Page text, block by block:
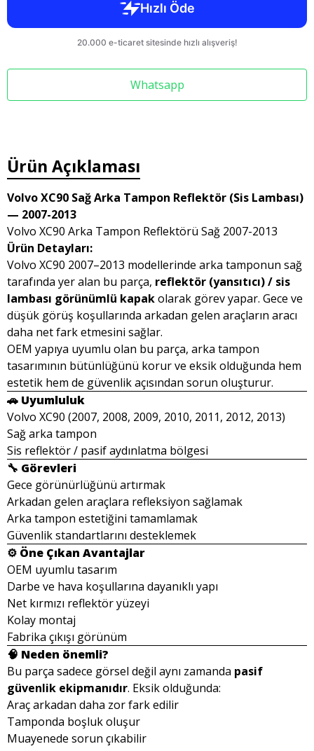
Whatsapp
Ürün Açıklaması
Volvo XC90 Sağ Arka Tampon Reflektör (Sis Lambası)
— 2007-2013
Volvo XC90 Arka Tampon Reflektörü Sağ 2007-2013
Ürün Detayları:
Volvo XC90 2007–2013 modellerinde arka tamponun sağ
tarafında yer alan bu parça, reflektör (yansıtıcı) / sis
lambası görünümlü kapakolarak görev yapar. Gece ve
düşük görüş koşullarında arkadan gelen araçların aracı
daha net fark etmesini sağlar.
OEM yapıya uyumlu olan bu parça, arka tampon
tasarımının bütünlüğünü korur ve eksik olduğunda hem
estetik hem de güvenlik açısından sorun oluşturur.
🚗 Uyumluluk
Volvo XC90 (2007, 2008, 2009, 2010, 2011, 2012, 2013)
Sağ arka tampon
Sis reflektör / pasif aydınlatma bölgesi
🔧 Görevleri
Gece görünürlüğünü artırmak
Arkadan gelen araçlara refleksiyon sağlamak
Arka tampon estetiğini tamamlamak
Güvenlik standartlarını desteklemek
⚙️ Öne Çıkan Avantajlar
OEM uyumlu tasarım
Darbe ve hava koşullarına dayanıklı yapı
Net kırmızı reflektör yüzeyi
Kolay montaj
Fabrika çıkışı görünüm
🧠 Neden önemli?
Bu parça sadece görsel değil aynı zamanda pasif
güvenlik ekipmanıdır. Eksik olduğunda:
Araç arkadan daha zor fark edilir
Tamponda boşluk oluşur
Muayenede sorun çıkabilir